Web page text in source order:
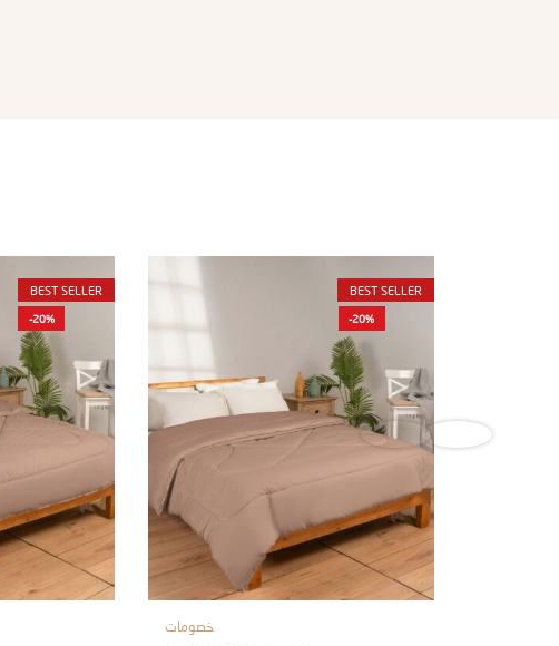
BEST SELLER
-20%
خصومات
BEST SELLER
-20%